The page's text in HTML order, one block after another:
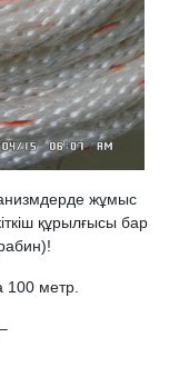
жұмыс
құрылғысы бар
100 метр.